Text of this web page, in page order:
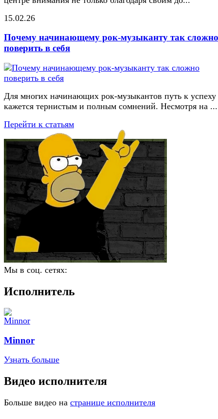
15.02.26
Почему начинающему рок-музыканту так сложно
поверить в себя
Для многих начинающих рок-музыкантов путь к успеху
кажется тернистым и полным сомнений. Несмотря на ...
Перейти к статьям
Мы в соц. сетях:
Исполнитель
Minnor
Узнать больше
Видео исполнителя
Больше видео на странице исполнителя